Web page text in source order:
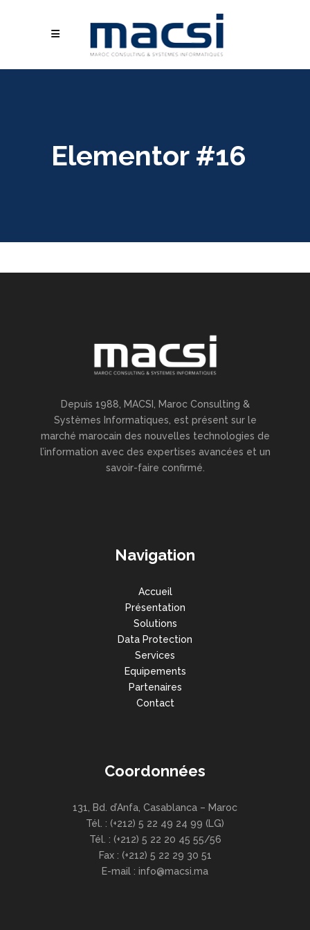
Elementor #16
Depuis 1988, MACSI, Maroc Consulting &
Systèmes Informatiques, est présent sur le
marché marocain des nouvelles technologies de
l’information avec des expertises avancées et un
savoir-faire confirmé.
Navigation
Accueil
Présentation
Solutions
Data Protection
Services
Equipements
Partenaires
Contact
Coordonnées
131, Bd. d’Anfa, Casablanca – Maroc
Tél. : (+212) 5 22 49 24 99 (LG)
Tél. : (+212) 5 22 20 45 55/56
Fax : (+212) 5 22 29 30 51
E-mail : info@macsi.ma